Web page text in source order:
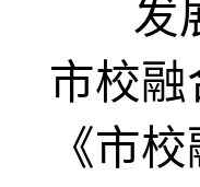
发展
市校
《市